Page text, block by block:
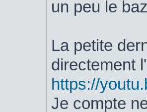
un peu le
La petite
directement
https://
Je compte